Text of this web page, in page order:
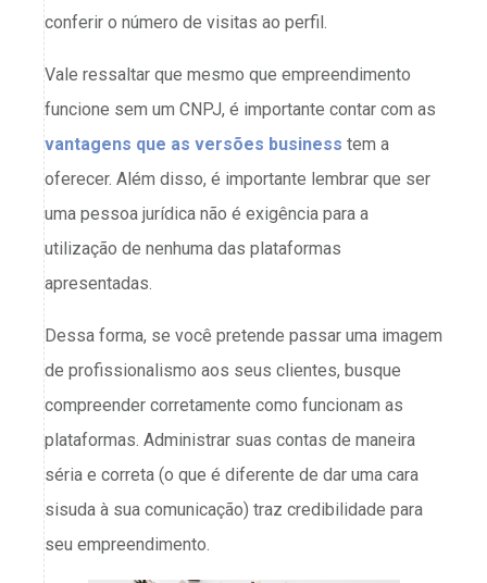
conferir o número de visitas ao perfil.
Vale ressaltar que mesmo que empreendimento
funcione sem um CNPJ, é importante contar com as
vantagens que as versões business tem a
oferecer. Além disso, é importante lembrar que ser
uma pessoa jurídica não é exigência para a
utilização de nenhuma das plataformas
apresentadas.
Dessa forma, se você pretende passar uma imagem
de profissionalismo aos seus clientes, busque
compreender corretamente como funcionam as
plataformas. Administrar suas contas de maneira
séria e correta (o que é diferente de dar uma cara
sisuda à sua comunicação) traz credibilidade para
seu empreendimento.